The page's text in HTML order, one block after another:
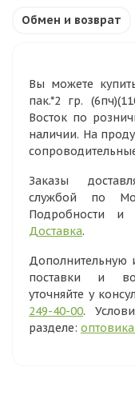
Обмен и возврат
Вы можете
пак.*2 гр.
Восток по
наличии. На
Заказы
службой по
Подробности и
Доставка.
поставки и
уточняйте у
249-40-00.
разделе: